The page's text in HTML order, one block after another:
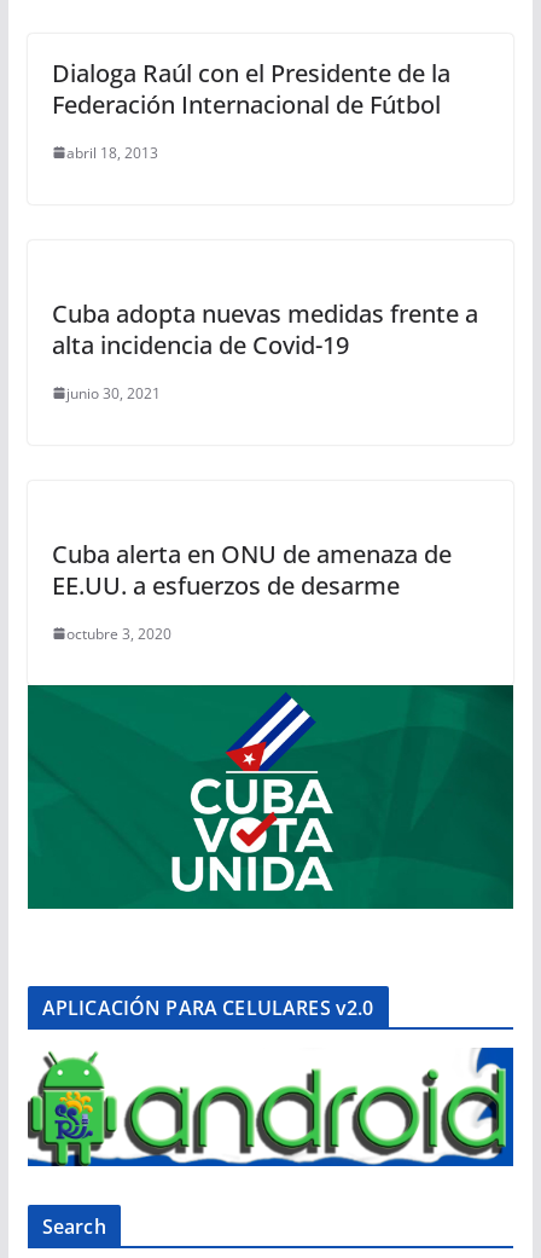
Dialoga Raúl con el Presidente de la
Federación Internacional de Fútbol
abril 18, 2013
Cuba adopta nuevas medidas frente a
alta incidencia de Covid-19
junio 30, 2021
Cuba alerta en ONU de amenaza de
EE.UU. a esfuerzos de desarme
octubre 3, 2020
APLICACIÓN PARA CELULARES v2.0
Search